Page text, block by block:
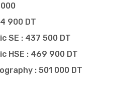
900 DT
SE : 437 500 DT
HSE : 469 900 DT
: 501 000 DT